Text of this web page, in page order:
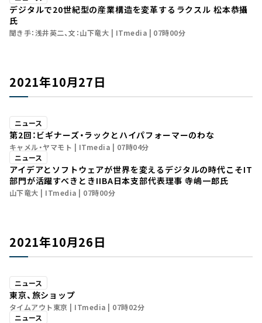
デジタルで20世紀型の産業構造を変革する――ラクスル 松本恭攝
氏
聞き手：浅井英二、文：山下竜大 ITmedia 07時00分
2021年10月27日
ニュース
第2回：ビギナーズ・ラックとハイパフォーマーのわな
キャメル・ヤマモト ITmedia
07時04分
ニュース
アイデアとソフトウェアが世界を変えるデジタルの時代こそIT
部門が活躍すべきとき――IIBA日本支部代表理事 寺嶋一郎氏
山下竜大 ITmedia 07時00分
2021年10月26日
ニュース
東京、旅ショップ
タイムアウト東京 ITmedia
07時02分
ニュース